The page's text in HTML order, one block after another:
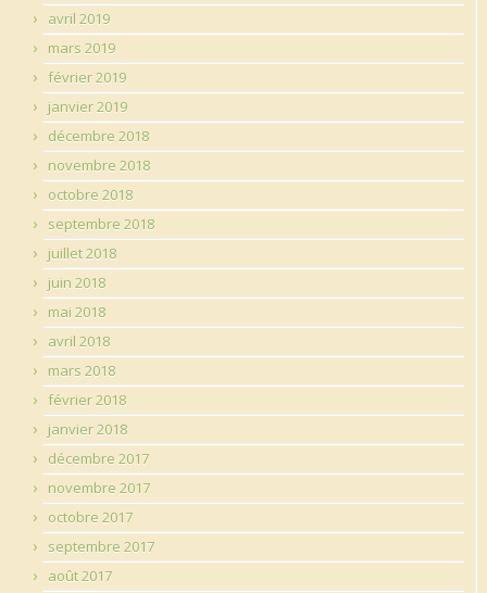
avril 2019
mars 2019
février 2019
janvier 2019
décembre 2018
novembre 2018
octobre 2018
septembre 2018
juillet 2018
juin 2018
mai 2018
avril 2018
mars 2018
février 2018
janvier 2018
décembre 2017
novembre 2017
octobre 2017
septembre 2017
août 2017